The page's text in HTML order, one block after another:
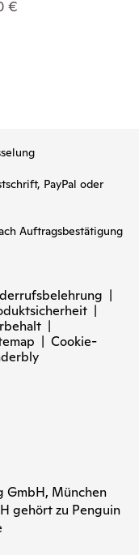
€
PayPal oder
Auftragsbestätigung
|
|
|
| Cookie-
GmbH, München
gehört zu Penguin